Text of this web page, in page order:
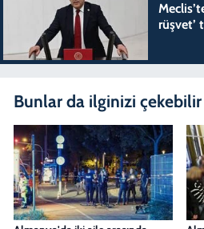
rüşvet’
Bunlar da ilginizi çekebilir